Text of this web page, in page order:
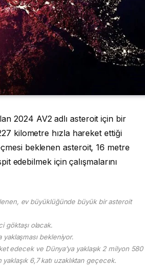
2024 AV2 adlı asteroit için bir
kilometre hızla hareket ettiği
beklenen asteroit, 16 metre
edebilmek için çalışmalarını
ev büyüklüğünde büyük bir asteroit
göktaşı olacak.
yaklaşması bekleniyor.
edecek ve Dünya’ya yaklaşık 2 milyon 580
6,7 katı uzaklıktan geçecek.